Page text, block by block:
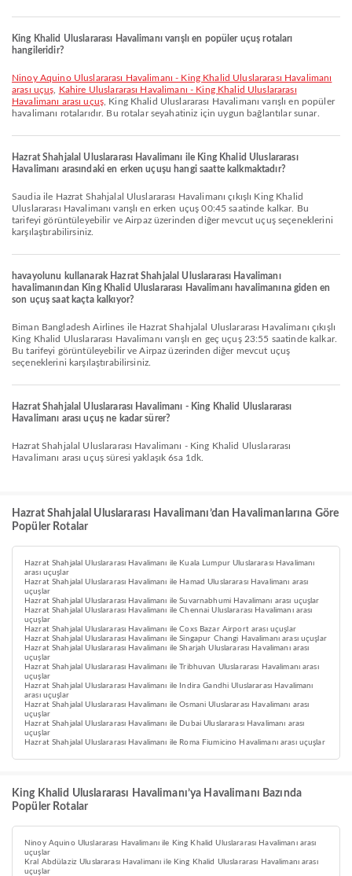
King Khalid Uluslararası Havalimanı varışlı en popüler uçuş rotaları
hangileridir?
Ninoy Aquino Uluslararası Havalimanı - King Khalid Uluslararası Havalimanı
arası uçuş
Kahire Uluslararası Havalimanı - King Khalid Uluslararası
Havalimanı arası uçuş, King Khalid Uluslararası Havalimanı varışlı en popüler
havalimanı rotalarıdır. Bu rotalar seyahatiniz için uygun bağlantılar sunar.
Hazrat Shahjalal Uluslararası Havalimanı ile King Khalid Uluslararası
Havalimanı arasındaki en erken uçuşu hangi saatte kalkmaktadır?
Saudia ile Hazrat Shahjalal Uluslararası Havalimanı çıkışlı King Khalid
Uluslararası Havalimanı varışlı en erken uçuş 00:45 saatinde kalkar. Bu
tarifeyi görüntüleyebilir ve Airpaz üzerinden diğer mevcut uçuş seçeneklerini
karşılaştırabilirsiniz.
havayolunu kullanarak Hazrat Shahjalal Uluslararası Havalimanı
havalimanından King Khalid Uluslararası Havalimanı havalimanına giden en
son uçuş saat kaçta kalkıyor?
Biman Bangladesh Airlines ile Hazrat Shahjalal Uluslararası Havalimanı çıkışlı
King Khalid Uluslararası Havalimanı varışlı en geç uçuş 23:55 saatinde kalkar.
Bu tarifeyi görüntüleyebilir ve Airpaz üzerinden diğer mevcut uçuş
seçeneklerini karşılaştırabilirsiniz.
Hazrat Shahjalal Uluslararası Havalimanı - King Khalid Uluslararası
Havalimanı arası uçuş ne kadar sürer?
Hazrat Shahjalal Uluslararası Havalimanı - King Khalid Uluslararası
Havalimanı arası uçuş süresi yaklaşık 6sa 1dk.
Hazrat Shahjalal Uluslararası Havalimanı’dan Havalimanlarına Göre
Popüler Rotalar
Hazrat Shahjalal Uluslararası Havalimanı ile Kuala Lumpur Uluslararası Havalimanı
arası uçuşlar
Hazrat Shahjalal Uluslararası Havalimanı ile Hamad Uluslararası Havalimanı arası
uçuşlar
Hazrat Shahjalal Uluslararası Havalimanı ile Suvarnabhumi Havalimanı arası uçuşlar
Hazrat Shahjalal Uluslararası Havalimanı ile Chennai Uluslararası Havalimanı arası
uçuşlar
Hazrat Shahjalal Uluslararası Havalimanı ile Coxs Bazar Airport arası uçuşlar
Hazrat Shahjalal Uluslararası Havalimanı ile Singapur Changi Havalimanı arası uçuşlar
Hazrat Shahjalal Uluslararası Havalimanı ile Sharjah Uluslararası Havalimanı arası
uçuşlar
Hazrat Shahjalal Uluslararası Havalimanı ile Tribhuvan Uluslararası Havalimanı arası
uçuşlar
Hazrat Shahjalal Uluslararası Havalimanı ile Indira Gandhi Uluslararası Havalimanı
arası uçuşlar
Hazrat Shahjalal Uluslararası Havalimanı ile Osmani Uluslararası Havalimanı arası
uçuşlar
Hazrat Shahjalal Uluslararası Havalimanı ile Dubai Uluslararası Havalimanı arası
uçuşlar
Hazrat Shahjalal Uluslararası Havalimanı ile Roma Fiumicino Havalimanı arası uçuşlar
King Khalid Uluslararası Havalimanı’ya Havalimanı Bazında
Popüler Rotalar
Ninoy Aquino Uluslararası Havalimanı ile King Khalid Uluslararası Havalimanı arası
uçuşlar
Kral Abdülaziz Uluslararası Havalimanı ile King Khalid Uluslararası Havalimanı arası
uçuşlar